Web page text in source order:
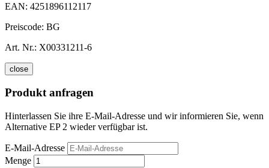
EAN: 4251896112117
Preiscode: BG
Art. Nr.: X00331211-6
close
Produkt anfragen
Hinterlassen Sie ihre E-Mail-Adresse und wir informieren Sie, wenn
Alternative EP 2 wieder verfügbar ist.
E-Mail-Adresse
Menge